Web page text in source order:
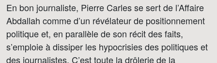
En bon journaliste, Pierre Carles se sert de l’Affaire
Abdallah comme d’un révélateur de positionnement
politique et, en parallèle de son récit des faits,
s’emploie à dissiper les hypocrisies des politiques et
des journalistes. C’est toute la drôlerie de la